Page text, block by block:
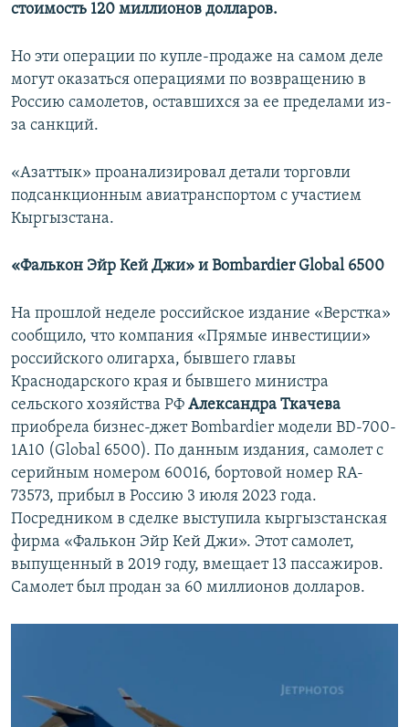
стоимость 120 миллионов долларов.
Но эти операции по купле-продаже на самом деле
могут оказаться операциями по возвращению в
Россию самолетов, оставшихся за ее пределами из-
за санкций.
«Азаттык» проанализировал детали торговли
подсанкционным авиатранспортом с участием
Кыргызстана.
«Фалькон Эйр Кей Джи» и Bombardier Global 6500
На прошлой неделе российское издание «Верстка»
сообщило, что компания «Прямые инвестиции»
российского олигарха, бывшего главы
Краснодарского края и бывшего министра
сельского хозяйства РФ Александра Ткачева
приобрела бизнес-джет Bombardier модели BD-700-
1A10 (Global 6500). По данным издания, самолет с
серийным номером 60016, бортовой номер RA-
73573, прибыл в Россию 3 июля 2023 года.
Посредником в сделке выступила кыргызстанская
фирма «Фалькон Эйр Кей Джи». Этот самолет,
выпущенный в 2019 году, вмещает 13 пассажиров.
Самолет был продан за 60 миллионов долларов.